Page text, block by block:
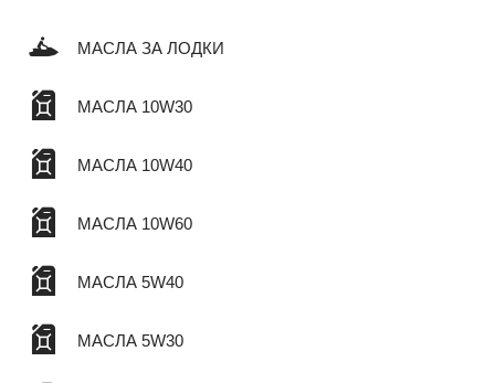
МАСЛА ЗА ЛОДКИ
МАСЛА 10W30
МАСЛА 10W40
МАСЛА 10W60
МАСЛА 5W40
МАСЛА 5W30